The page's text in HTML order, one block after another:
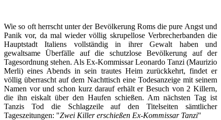
Wie so oft herrscht unter der Bevölkerung Roms die pure Angst und
Panik vor, da mal wieder völlig skrupellose Verbrecherbanden die
Hauptstadt Italiens vollständig in ihrer Gewalt haben und
gewaltsame Überfälle auf die schutzlose Bevölkerung auf der
Tagesordnung stehen. Als Ex-Kommissar Leonardo Tanzi (Maurizio
Merli) eines Abends in sein trautes Heim zurückkehrt, findet er
völlig überrascht auf dem Nachttisch eine Todesanzeige mit seinem
Namen vor und schon kurz darauf erhält er Besuch von 2 Killern,
die ihn eiskalt über den Haufen schießen. Am nächsten Tag ist
Tanzis Tod die Schlagzeile auf den Titelseiten sämtlicher
Tageszeitungen: "Zwei Killer erschießen Ex-Kommissar Tanzi"